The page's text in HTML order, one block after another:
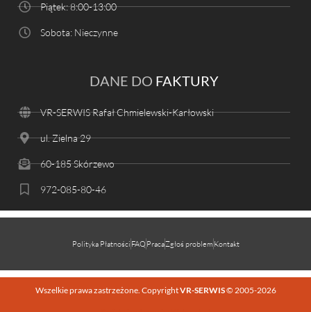
Piątek: 8:00-13:00
Sobota: Nieczynne
DANE DO FAKTURY
VR-SERWIS Rafał Chmielewski-Karłowski
ul. Zielna 29
60-185 Skórzewo
972-085-80-46
Polityka Płatności FAQ PracaZgłoś problem Kontakt
Wszelkie prawa zastrzeżone. CopyrightVR-SERWIS© 2005-2026